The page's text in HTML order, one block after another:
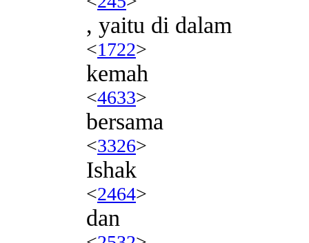
, yaitu di dalam
<1722>
kemah
<4633>
bersama
<3326>
Ishak
<2464>
dan